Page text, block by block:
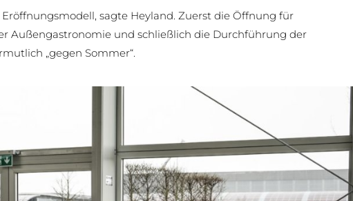
sagte Heyland. Zuerst die Öffnung für
Außengastronomie und schließlich die Durchführung der
„gegen Sommer“.